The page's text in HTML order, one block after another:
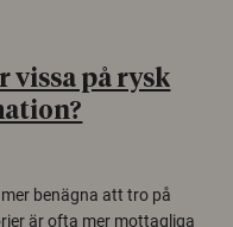
vissa på rysk
benägna att tro på
är ofta mer mottagliga